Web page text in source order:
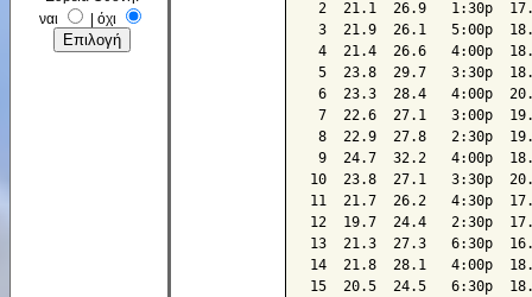
ναι
όχι
2  21.1  26.9   1:30p
3  21.9  26.1   5:00p
4  21.4  26.6   4:00p
5  23.8  29.7   3:30p
6  23.3  28.4   4:00p
7  22.6  27.1   3:00p
8  22.9  27.8   2:30p
9  24.7  32.2   4:00p
10  23.8  27.1   3:30p
11  21.7  26.2   4:30p
12  19.7  24.4   2:30p
13  21.3  27.3   6:30p
14  21.8  28.1   4:00p
15  20.5  24.5   6:30p